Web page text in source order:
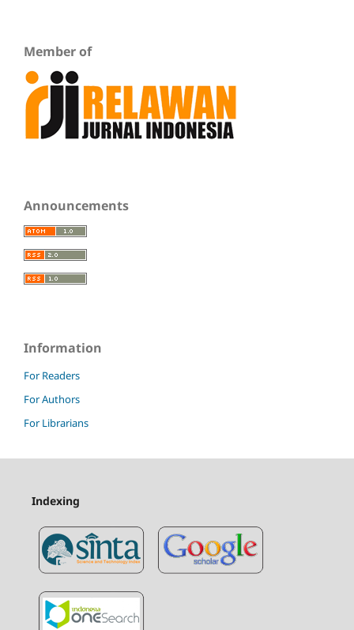
Member of
Announcements
Information
For Readers
For Authors
For Librarians
Indexing